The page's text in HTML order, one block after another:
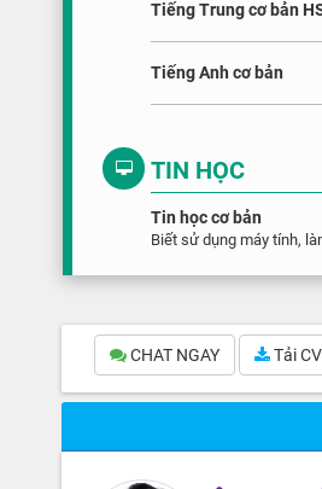
Tiếng Trung cơ bản
Tiếng Anh cơ bản
TIN HỌC
Tin học cơ bản
Biết sử dụng máy tính,
CHAT NGAY Tải